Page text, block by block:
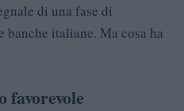
di una fase di
banche italiane. Ma cosa ha
favorevole